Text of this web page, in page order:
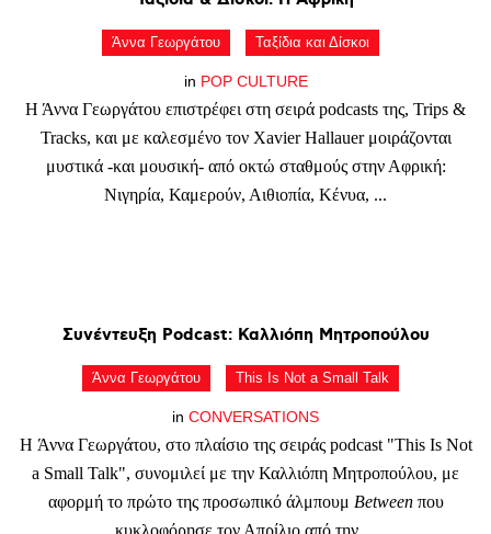
Άννα Γεωργάτου Ταξίδια και Δίσκοι
in POP CULTURE
Η Άννα Γεωργάτου επιστρέφει στη σειρά podcasts της, Trips &
Tracks, και με καλεσμένο τον Xavier Hallauer μοιράζονται
μυστικά -και μουσική- από οκτώ σταθμούς στην Αφρική:
Νιγηρία, Καμερούν, Αιθιοπία, Κένυα, ...
Συνέντευξη Podcast: Καλλιόπη Μητροπούλου
Άννα Γεωργάτου This Is Not a Small Talk
in CONVERSATIONS
Η Άννα Γεωργάτου, στο πλαίσιο της σειράς podcast "This Is Not
a Small Talk", συνομιλεί με την Καλλιόπη Μητροπούλου, με
αφορμή το πρώτο της προσωπικό άλμπουμ Between που
κυκλοφόρησε τον Απρίλιο από την ...